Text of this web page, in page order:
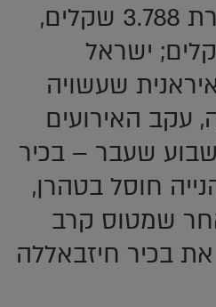
הדולר נסחר תמורת 3.788 שקלים,
על 4.144 שקלים; ישראל
שעשויה
עקב האירועים
שעבר – בכיר
חוסל בטהרן,
שמטוס קרב
בכיר חיזבאללה